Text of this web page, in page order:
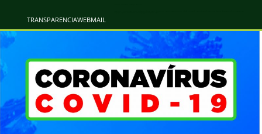
TRANSPARENCIAWEBMAIL